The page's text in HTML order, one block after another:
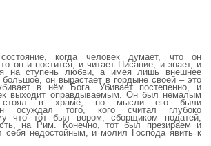
когда человек думает, что он
он и постится, и читает Писание, и знает, и
на ступень любви, а имея лишь внешнее
большое, он вырастает в гордыне своей – это
в нём Бога. Убивает постепенно, и
выходит оправдываемым. Он был немалым
стоял в храме, но мысли его были
осуждал того, кого считал глубоко
что тот был вором, сборщиком податей,
на Рим. Конечно, тот был презираем и
себя недостойным, и молил Господа явить к